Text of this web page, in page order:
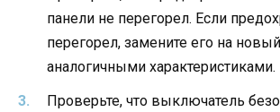
панели не перегорел. Если
перегорел, замените его на
аналогичными характеристиками.
Проверьте, что выключатель